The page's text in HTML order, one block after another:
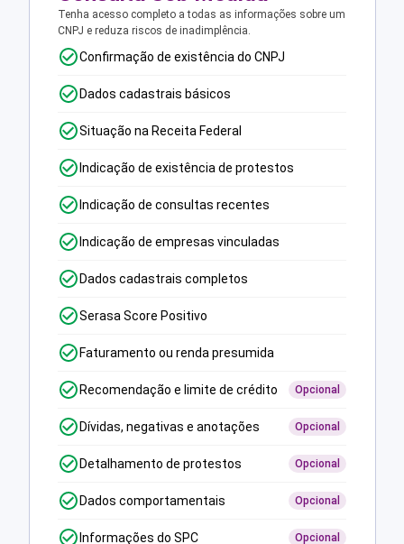
Tenha acesso completo a todas as informações sobre um
CNPJ e reduza riscos de inadimplência.
Confirmação de existência do CNPJ
Dados cadastrais básicos
Situação na Receita Federal
Indicação de existência de protestos
Indicação de consultas recentes
Indicação de empresas vinculadas
Dados cadastrais completos
Serasa Score Positivo
Faturamento ou renda presumida
Recomendação e limite de crédito Opcional
Dívidas, negativas e anotações Opcional
Detalhamento de protestos Opcional
Dados comportamentais Opcional
Informações do SPC Opcional